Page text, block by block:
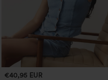
€40,95 EUR